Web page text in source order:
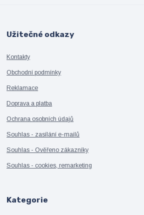
Užitečné odkazy
Kontakty
Obchodní podmínky
Reklamace
Doprava a platba
Ochrana osobních údajů
Souhlas - zasílání e-mailů
Souhlas - Ověřeno zákazníky
Souhlas - cookies, remarketing
Kategorie